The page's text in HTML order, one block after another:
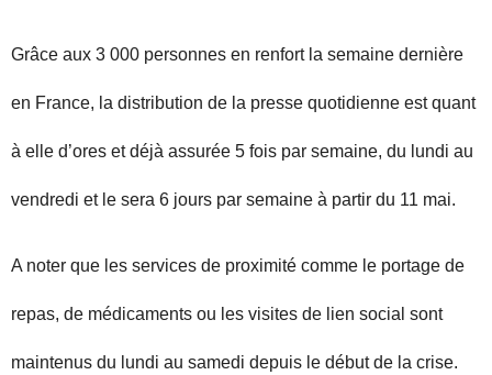
Grâce aux 3 000 personnes en renfort la semaine dernière
en France, la distribution de la presse quotidienne est quant
à elle d’ores et déjà assurée 5 fois par semaine, du lundi au
vendredi et le sera 6 jours par semaine à partir du 11 mai.
A noter que les services de proximité comme le portage de
repas, de médicaments ou les visites de lien social sont
maintenus du lundi au samedi depuis le début de la crise.